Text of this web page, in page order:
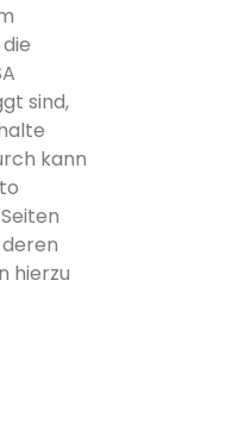
sind,
kann
hierzu